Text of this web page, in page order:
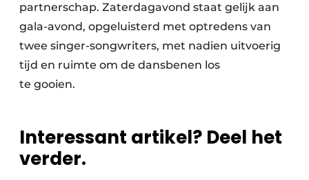
partnerschap. Zaterdagavond staat gelijk aan
gala-avond, opgeluisterd met optredens van
twee singer-songwriters, met nadien uitvoerig
tijd en ruimte om de dansbenen los
te gooien.
Interessant artikel? Deel het
verder.